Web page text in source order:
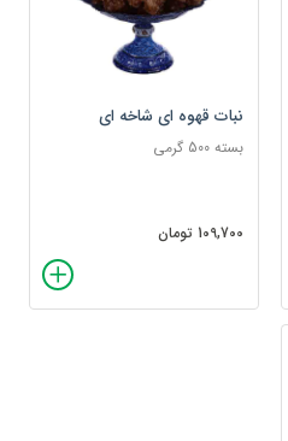
نبات قهوه ای شاخه ای
بسته 500 گرمی
109,700 تومان